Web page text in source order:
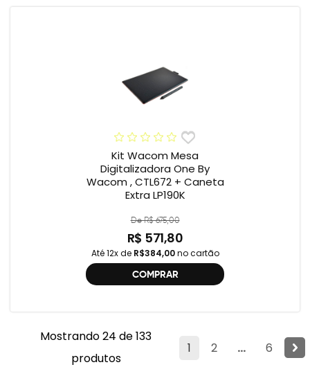
Kit Wacom Mesa
Digitalizadora One By
Wacom , CTL672 + Caneta
Extra LP190K
De R$ 675,00
R$ 571,80
Até 12x de R$384,00no cartão
COMPRAR
1 2 ... 6
Mostrando 24 de 133
produtos